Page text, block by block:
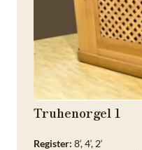
Truhenorgel 1
Register: 8‘, 4‘, 2‘